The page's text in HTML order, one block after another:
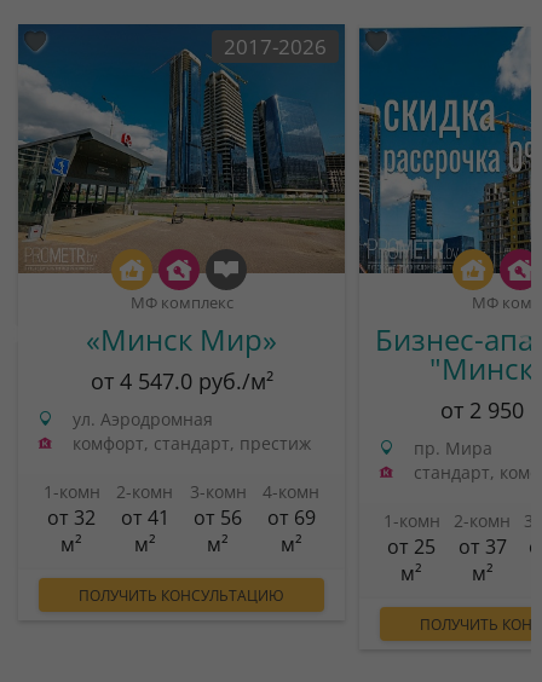
2017-2026
МФ комплекс
«Минск Мир»
от 4 547.0 руб./м²
ул. Аэродромная
комфорт, стандарт, престиж
1-комн
от 32
м²
2-комн
от 41
м²
3-комн
от 56
м²
4-комн
от 69
м²
ПОЛУЧИТЬ КОНСУЛЬТАЦИЮ
МФ
Бизнес-
от 2 950
пр. Мира
стандарт,
1-комн
от 25
м²
2-комн
от 37
м²
ПОЛУЧИТЬ